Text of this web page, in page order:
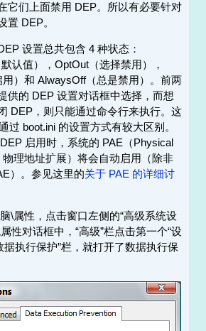
它们上面禁用 DEP。所以有必要针对
置 DEP。
设置总共包含 4 种状态：
认值），OptOut（选择禁用），
）和 AlwaysOff（总是禁用）。前两
供的 DEP 设置对话框中选择，而想
DEP，则只能通过命令行来执行。这
过 boot.ini 的设置方式有较大区别。
启用时，系统的 PAE（Physical
理地址扩展）将会自动启用（除非
）。参见这里的关于 PAE 的详细讨
\属性，点击窗口左侧的“高级系统设
性对话框中，“高级”栏点击第一个“设
据执行保护”栏，就打开了数据执行保